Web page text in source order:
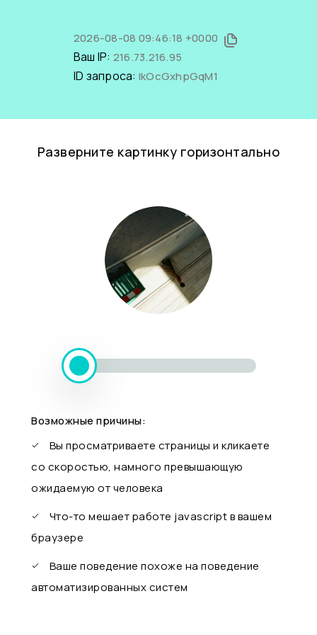
2026-08-08 09:46:18 +0000
Ваш IP: 216.73.216.95
ID запроса: IkOcGxhpGqM1
Разверните картинку горизонтально
Возможные причины:
Вы просматриваете страницы и кликаете
со скоростью, намного превышающую
ожидаемую от человека
Что-то мешает работе javascript в вашем
браузере
Ваше поведение похоже на поведение
автоматизированных систем